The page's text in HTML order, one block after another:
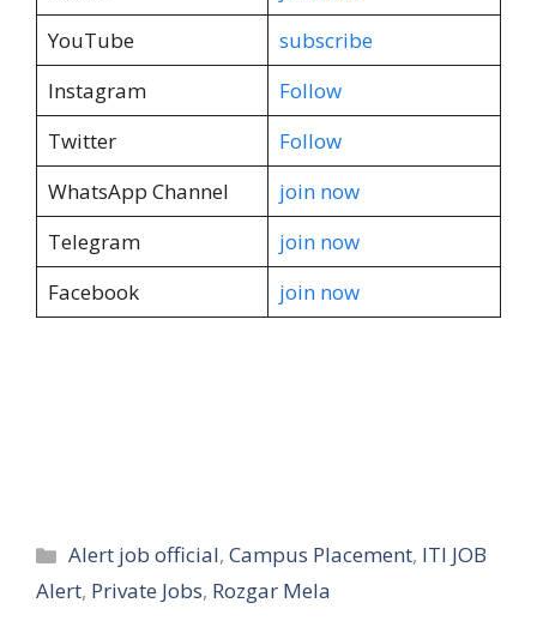
YouTube
subscribe
Instagram
Follow
Twitter
Follow
WhatsApp Channel
join now
Telegram
join now
Facebook
join now
Categories
Alert job official,Campus Placement, ITI JOB
Alert, Private Jobs, Rozgar Mela